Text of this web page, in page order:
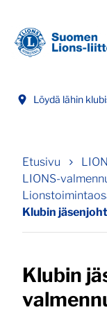
Löydä lähin
Etusivu
LIONS-
Klubin
Klubin